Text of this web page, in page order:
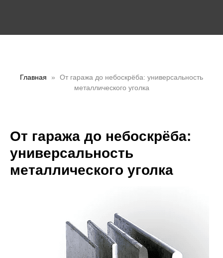
Заказать звонок
Главная
От гаража до небоскрёба: универсальность
металлического уголка
От гаража до небоскрёба:
универсальность
металлического уголка
Заказать звонок